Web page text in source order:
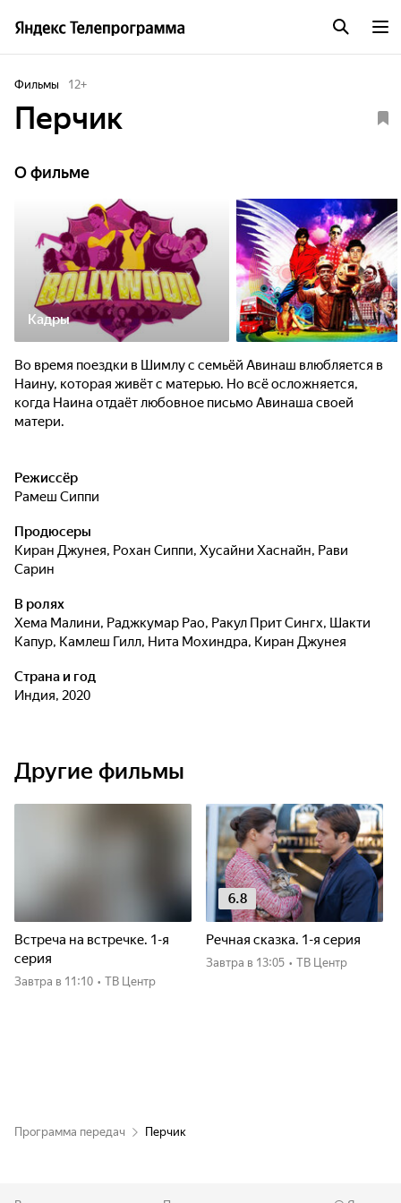
Фильмы 12+
Перчик
О фильме
Кадры
Во время поездки в Шимлу с семьёй Авинаш влюбляется в
Наину, которая живёт с матерью. Но всё осложняется,
когда Наина отдаёт любовное письмо Авинаша своей
матери.
Режиссёр
Рамеш Сиппи
Продюсеры
Киран Джунея, Рохан Сиппи, Хусайни Хаснайн, Рави
Сарин
В ролях
Хема Малини, Раджкумар Рао, Ракул Прит Сингх, Шакти
Капур, Камлеш Гилл, Нита Мохиндра, Киран Джунея
Страна и год
Индия, 2020
Другие фильмы
Встреча на встречке. 1-я
серия
Завтра в 11:10 • ТВ Центр
6.8
Речная сказка. 1-я серия
Завтра в 13:05 • ТВ Центр
Программа передач Перчик